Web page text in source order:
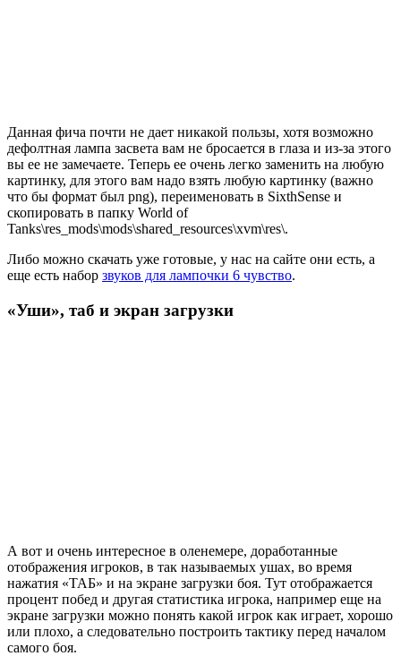
Данная фича почти не дает никакой пользы, хотя возможно
дефолтная лампа засвета вам не бросается в глаза и из-за этого
вы ее не замечаете. Теперь ее очень легко заменить на любую
картинку, для этого вам надо взять любую картинку (важно
что бы формат был png), переименовать в SixthSense и
скопировать в папку World of
Tanks\res_mods\mods\shared_resources\xvm\res\.
Либо можно скачать уже готовые, у нас на сайте они есть, а
еще есть набор звуков для лампочки 6 чувство.
«Уши», таб и экран загрузки
А вот и очень интересное в оленемере, доработанные
отображения игроков, в так называемых ушах, во время
нажатия «ТАБ» и на экране загрузки боя. Тут отображается
процент побед и другая статистика игрока, например еще на
экране загрузки можно понять какой игрок как играет, хорошо
или плохо, а следовательно построить тактику перед началом
самого боя.